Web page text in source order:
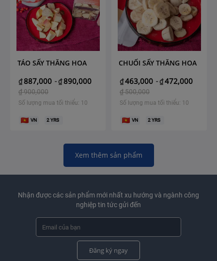
TÁO SẤY THĂNG HOA
₫ 887,000 -₫ 890,000
₫900,000
Số lượng mua tối thiểu: 10
VN 2YRS
CHUỐI SẤY THĂNG HOA
₫463,000 -₫472,000
₫500,000
Số lượng mua tối thiểu: 10
VN 2YRS
Xem thêm sản phẩm
Nhận được các sản phẩm mới nhất xu hướng và ngành công
nghiệp tin tức gửi đến
Đăng ký ngay